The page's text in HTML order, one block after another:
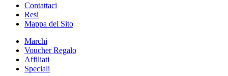
Contattaci
Resi
Mappa del Sito
Marchi
Voucher Regalo
Affiliati
Speciali